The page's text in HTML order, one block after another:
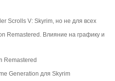
Scrolls V: Skyrim, но не для всех
Remastered. Влияние на графику и
Remastered
Generation для Skyrim